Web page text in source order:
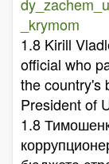
_krymom
1.8 Kirill
official who
the country's
President of
1.8